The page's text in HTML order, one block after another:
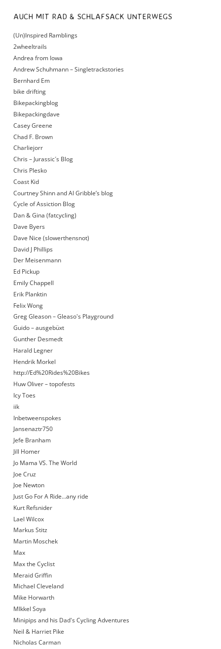
AUCH MIT RAD & SCHLAFSACK UNTERWEGS
(Un)Inspired Ramblings
2wheeltrails
Andrea from Iowa
Andrew Schuhmann – Singletrackstories
Bernhard Em
bike drifting
Bikepackingblog
Bikepackingdave
Casey Greene
Chad F. Brown
Charliejorr
Chris – Jurassic´s Blog
Chris Plesko
Coast Kid
Courtney Shinn and Al Gribble’s blog
Cycle of Assiction Blog
Dan & Gina (fatcycling)
Dave Byers
Dave Nice (slowerthensnot)
David J Phillips
Der Meisenmann
Ed Pickup
Emily Chappell
Erik Planktin
Felix Wong
Greg Gleason – Gleaso's Playground
Guido – ausgebüxt
Gunther Desmedt
Harald Legner
Hendrik Morkel
http://Ed%20Rides%20Bikes
Huw Oliver – topofests
Icy Toes
iik
Inbetweenspokes
Jansenaztr750
Jefe Branham
Jill Homer
Jo Mama VS. The World
Joe Cruz
Joe Newton
Just Go For A Ride…any ride
Kurt Refsnider
Lael Wilcox
Markus Stitz
Martin Moschek
Max
Max the Cyclist
Meraid Griffin
Michael Cleveland
Mike Horwarth
MIkkel Soya
Minipips and his Dad's Cycling Adventures
Neil & Harriet Pike
Nicholas Carman